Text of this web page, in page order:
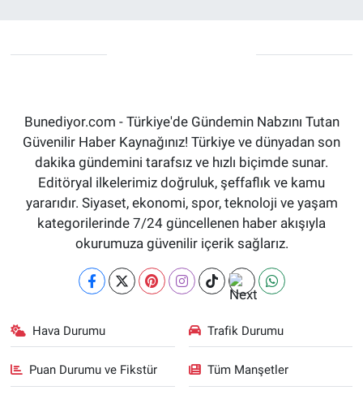
Bunediyor.com - Türkiye'de Gündemin Nabzını Tutan
Güvenilir Haber Kaynağınız! Türkiye ve dünyadan son
dakika gündemini tarafsız ve hızlı biçimde sunar.
Editöryal ilkelerimiz doğruluk, şeffaflık ve kamu
yararıdır. Siyaset, ekonomi, spor, teknoloji ve yaşam
kategorilerinde 7/24 güncellenen haber akışıyla
okurumuza güvenilir içerik sağlarız.
Hava Durumu Trafik Durumu
Puan Durumu ve Fikstür Tüm Manşetler